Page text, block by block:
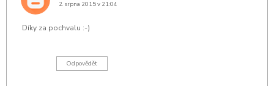
2. srpna 2015 v 21:04
Díky za pochvalu :-)
Odpovědět